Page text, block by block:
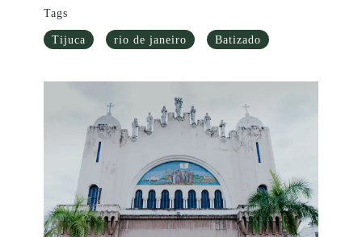
Tags
Tijuca rio de janeiro Batizado